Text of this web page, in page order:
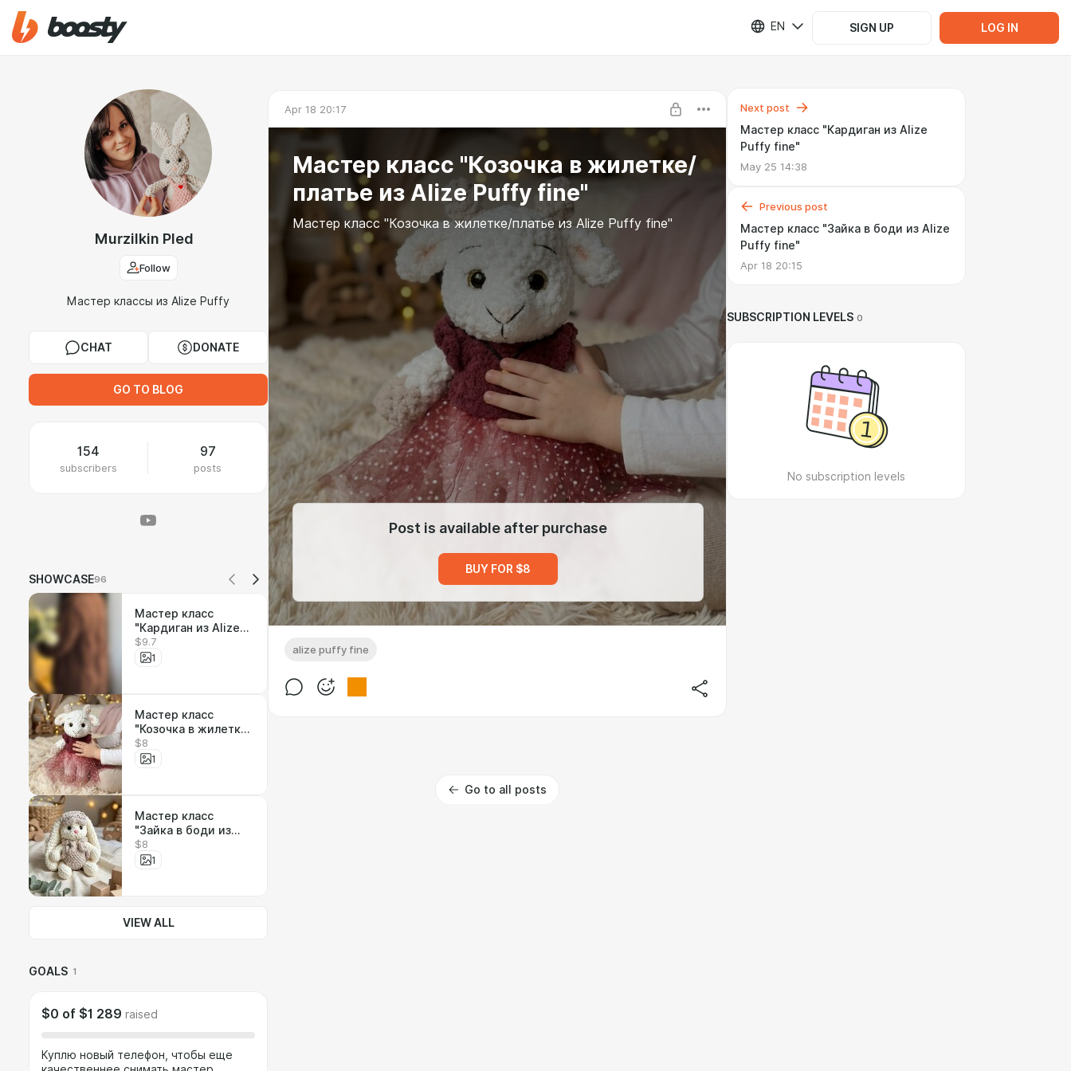
EN SIGN UP LOG IN
Murzilkin Pled
Follow
Мастер классы из Alize Puffy
CHAT DONATE
GO TO BLOG
154
subscribers
97
posts
SHOWCASE96
Мастер класс
"Кардиган из Alize
Puffy fine"
$9.7
1
Мастер класс
"Козочка в жилетке/
платье из Alize Puffy
fine"
$8
1
Мастер класс
"Зайка в боди из
Alize Puffy fine"
$8
1
VIEW ALL
GOALS 1
$0 of $1 289 raised
Куплю новый телефон, чтобы еще
Apr 18 20:17
Мастер класс "Козочка в жилетке/
платье из Alize Puffy fine"
Мастер класс "Козочка в жилетке/платье из Alize Puffy fine"
Post is available after purchase
BUY FOR $8
alize puffy fine
Go to all posts
Next post
Мастер класс "Кардиган из Alize
Puffy fine"
May 25 14:38
Previous post
Мастер класс "Зайка в боди из Alize
Puffy fine"
Apr 18 20:15
SUBSCRIPTION LEVELS 0
No subscription levels